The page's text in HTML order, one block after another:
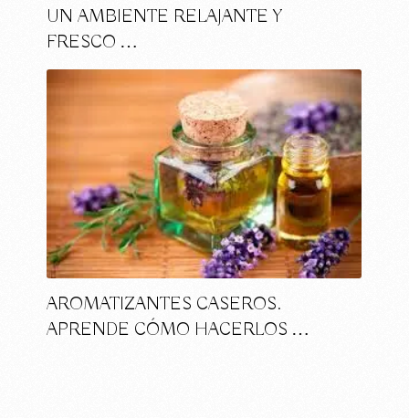
UN AMBIENTE RELAJANTE Y
FRESCO …
AROMATIZANTES CASEROS.
APRENDE CÓMO HACERLOS …